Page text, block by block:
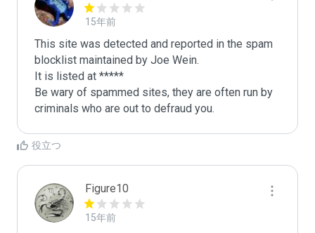
15年前
This site was detected and reported in the spam
blocklist maintained by Joe Wein.
It is listed at *****
Be wary of spammed sites, they are often run by
criminals who are out to defraud you.
役立つ
Figure10
15年前